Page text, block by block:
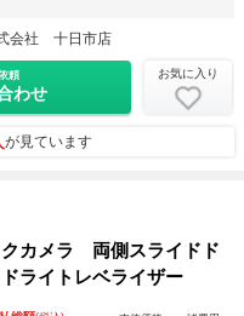
会社 十日市店
頼
わせ
お気に入り
が見ています
カメラ 両側スライドド
イトレベライザー